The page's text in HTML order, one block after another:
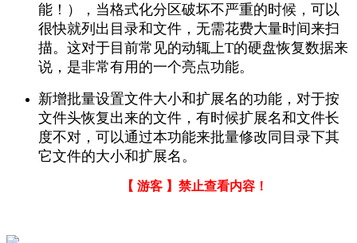
能！），当格式化分区破坏不严重的时候，可以
很快就列出目录和文件，无需花费大量时间来扫
描。这对于目前常见的动辄上T的硬盘恢复数据来
说，是非常有用的一个亮点功能。
新增批量设置文件大小和扩展名的功能，对于按
文件头恢复出来的文件，有时候扩展名和文件长
度不对，可以通过本功能来批量修改同目录下其
它文件的大小和扩展名。
【 游客 】禁止查看内容！